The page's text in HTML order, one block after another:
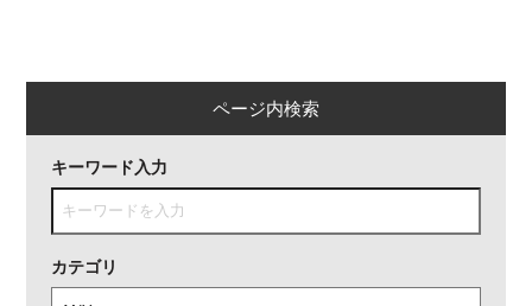
ページ内検索
キーワード入力
カテゴリ